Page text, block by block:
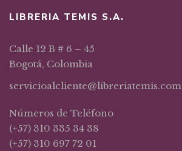
LIBRERIA TEMIS S.A.
Calle 12 B # 6 – 45
Bogotá, Colombia
servicioalcliente@libreriatemis.com
Números de Teléfono
(+57) 310 335 34 38
(+57) 310 697 72 01